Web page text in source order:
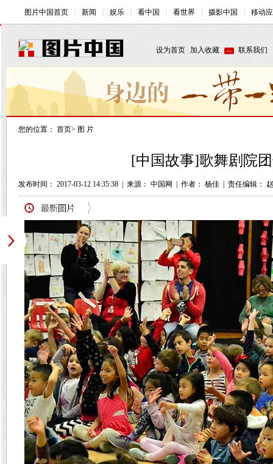
您的位置： 首页> 图 片
[中国故事]歌舞剧院
发布时间： 2017-03-12 14:35:38 来源： 中国网 作者： 杨佳 责任编辑：